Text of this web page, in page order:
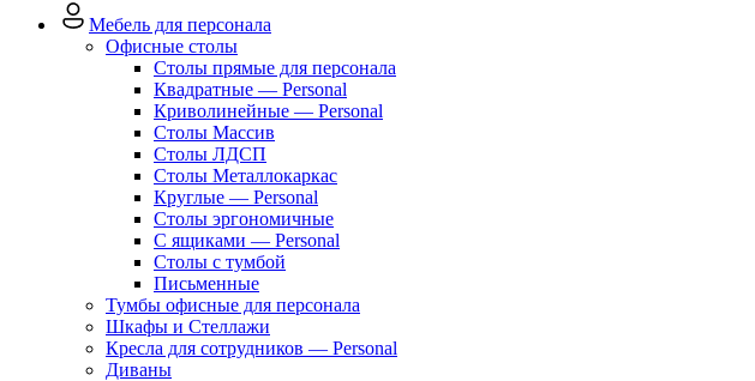
Мебель для персонала
Офисные столы
Столы прямые для персонала
Квадратные — Personal
Криволинейные — Personal
Столы Массив
Столы ЛДСП
Столы Металлокаркас
Круглые — Personal
Столы эргономичные
С ящиками — Personal
Столы с тумбой
Письменные
Тумбы офисные для персонала
Шкафы и Стеллажи
Кресла для сотрудников — Personal
Диваны